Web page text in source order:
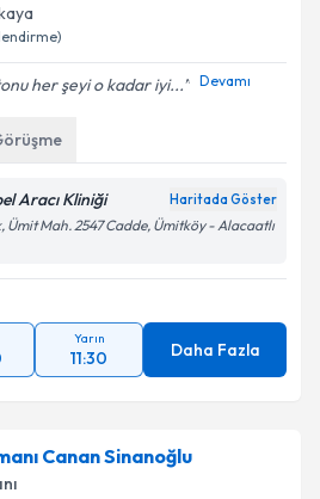
her şeyi o kadar iyi... Devamı
Aracı Kliniği Haritada Göster
Ümit Mah. 2547 Cadde, Ümitköy - Alacaatlı
Yarın
11:30 Daha Fazla
Canan Sinanoğlu